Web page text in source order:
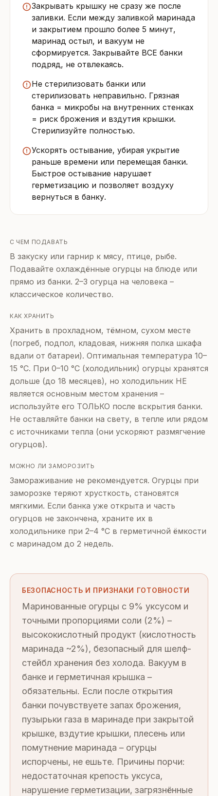
Закрывать крышку не сразу же после
заливки. Если между заливкой маринада
и закрытием прошло более 5 минут,
маринад остыл, и вакуум не
сформируется. Закрывайте ВСЕ банки
подряд, не отвлекаясь.
Не стерилизовать банки или
стерилизовать неправильно. Грязная
банка = микробы на внутренних стенках
= риск брожения и вздутия крышки.
Стерилизуйте полностью.
Ускорять остывание, убирая укрытие
раньше времени или перемещая банки.
Быстрое остывание нарушает
герметизацию и позволяет воздуху
вернуться в банку.
С ЧЕМ ПОДАВАТЬ
В закуску или гарнир к мясу, птице, рыбе.
Подавайте охлаждённые огурцы на блюде или
прямо из банки. 2–3 огурца на человека –
классическое количество.
КАК ХРАНИТЬ
Хранить в прохладном, тёмном, сухом месте
(погреб, подпол, кладовая, нижняя полка шкафа
вдали от батареи). Оптимальная температура 10–
15 °C. При 0–10 °C (холодильник) огурцы хранятся
дольше (до 18 месяцев), но холодильник НЕ
является основным местом хранения –
используйте его ТОЛЬКО после вскрытия банки.
Не оставляйте банки на свету, в тепле или рядом
с источниками тепла (они ускоряют размягчение
огурцов).
МОЖНО ЛИ ЗАМОРОЗИТЬ
Замораживание не рекомендуется. Огурцы при
заморозке теряют хрусткость, становятся
мягкими. Если банка уже открыта и часть
огурцов не закончена, храните их в
холодильнике при 2–4 °C в герметичной ёмкости
с маринадом до 2 недель.
БЕЗОПАСНОСТЬ И ПРИЗНАКИ ГОТОВНОСТИ
Маринованные огурцы с 9% уксусом и
точными пропорциями соли (2%) –
высококислотный продукт (кислотность
маринада ~2%), безопасный для шелф-
стейбл хранения без холода. Вакуум в
банке и герметичная крышка –
обязательны. Если после открытия
банки почувствуете запах брожения,
пузырьки газа в маринаде при закрытой
крышке, вздутие крышки, плесень или
помутнение маринада – огурцы
испорчены, не ешьте. Причины порчи:
недостаточная крепость уксуса,
нарушение герметизации, загрязнённые